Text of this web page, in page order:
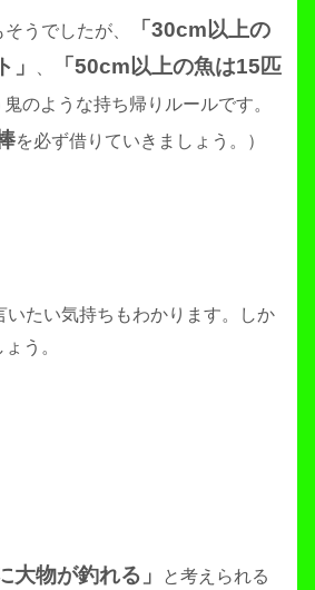
うでしたが、
「30cm以上の
」
「50cm以上の魚は15匹
鬼のような持ち帰りルールです。
を必ず借りていきましょう。）
いたい気持ちもわかります。しか
う。
大物が釣れる」
と考えられる